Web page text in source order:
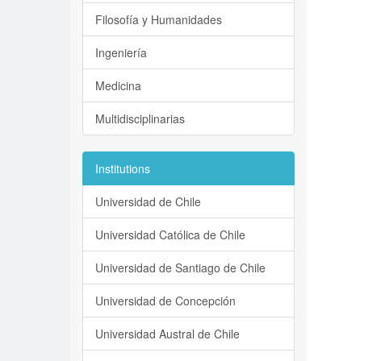
Filosofía y Humanidades
Ingeniería
Medicina
Multidisciplinarias
Institutions
Universidad de Chile
Universidad Católica de Chile
Universidad de Santiago de Chile
Universidad de Concepción
Universidad Austral de Chile